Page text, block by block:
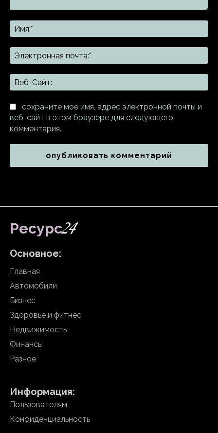
сохраните мое имя, адрес электронной почты и
веб-сайт в этом браузере для следующего
комментария.
Ресурс24
Основное:
Главная
Автомобили
Бизнес
Здоровье и фитнес
Недвижимость
Финансы
Разное
Информация:
Пользователям
Конфиденциальность